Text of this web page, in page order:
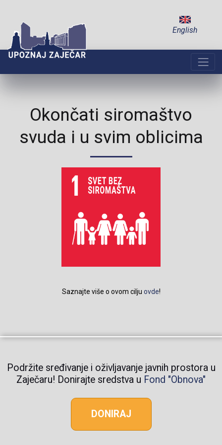
English
Okončati siromaštvo
svuda i u svim oblicima
Saznajte više o ovom cilju ovde!
Podržite sređivanje i oživljavanje javnih prostora u
Zaječaru! Donirajte sredstva u Fond "Obnova"
DONIRAJ